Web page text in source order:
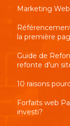
Marketing
la première
Guide de
refonte d’un
10 raisons
Forfaits web
investi?